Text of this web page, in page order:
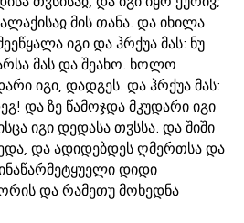
მის თანა. და იხილა
იგი და ჰრქუა მას: ნუ
მას და შეახო. ხოლო
იგი, დადგეს. და ჰრქუა მას:
და ზე წამოჯდა მკუდარი იგი
იგი დედასა თჳსსა. და შიში
და ადიდებდეს ღმერთსა და
დიდი
და რამეთუ მოხედნა